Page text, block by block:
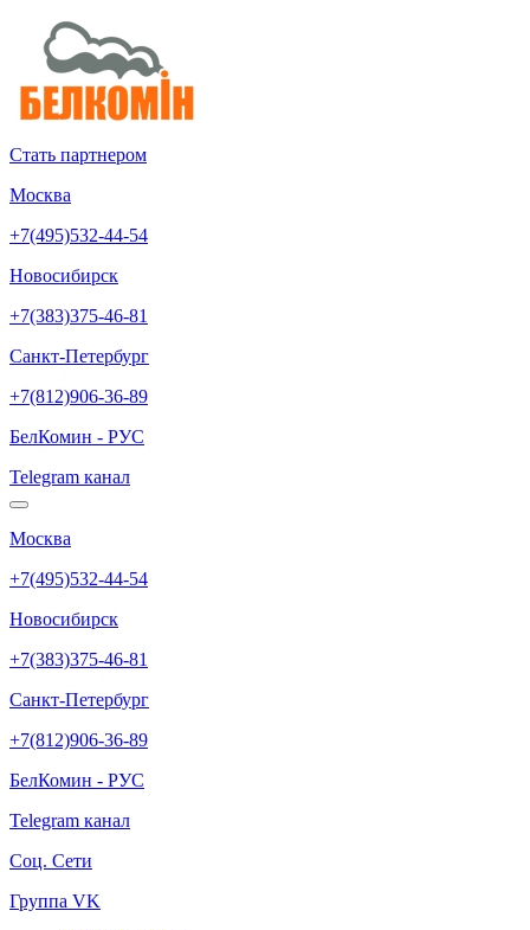
Стать партнером
Москва
+7(495)532-44-54
Новосибирск
+7(383)375-46-81
Санкт-Петербург
+7(812)906-36-89
БелКомин - РУС
Telegram канал
Москва
+7(495)532-44-54
Новосибирск
+7(383)375-46-81
Санкт-Петербург
+7(812)906-36-89
БелКомин - РУС
Telegram канал
Соц. Сети
Группа VK